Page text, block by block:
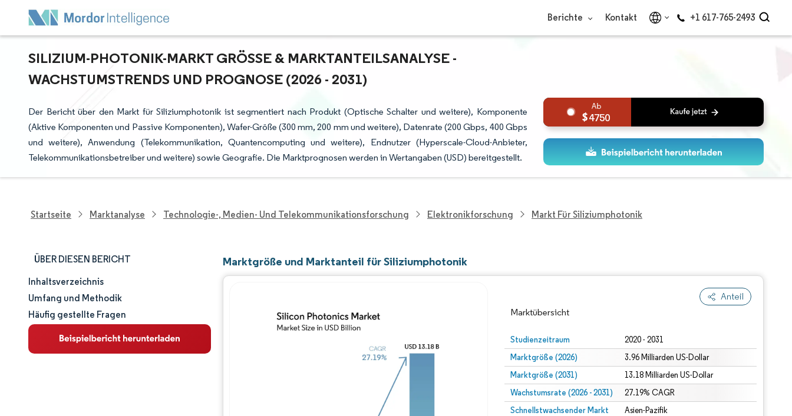
Berichte Kontakt +1 617-765-2493
SILIZIUM-PHOTONIK-MARKT GRÖSSE & MARKTANTEILSANALYSE - W
ACHSTUMSTRENDS UND PROGNOSE (2026 - 2031)
Der Bericht über den Markt für Siliziumphotonik ist segmentiert nach Produkt (Optische Schalter und weitere), Komponente
(Aktive Komponenten und Passive Komponenten), Wafer-Größe (300 mm, 200 mm und weitere), Datenrate (200 Gbps, 400 Gbps
und weitere), Anwendung (Telekommunikation, Quantencomputing und weitere), Endnutzer (Hyperscale-Cloud-Anbieter,
Telekommunikationsbetreiber und weitere) sowie Geografie. Die Marktprognosen werden in Wertangaben (USD) bereitgestellt.
4750
Startseite Marktanalyse Technologie-, Medien- Und Telekommunikationsforschung Elektronikforschung Markt Für Siliziumphotonik
ÜBER DIESEN BERICHT
Marktgröße und -anteil
Marktanalyse
Trends und Einblicke
Inhaltsverzeichnis
Umfang und Methodik
Häufig gestellte Fragen
Marktgröße und Marktanteil für Siliziumphotonik
Anteil
Marktübersicht
Studienzeitraum 2020 - 2031
Marktgröße (2026) 3.96 Milliarden US-Dollar
Marktgröße (2031) 13.18 Milliarden US-Dollar
Wachstumsrate (2026 - 2031) 27.19% CAGR
Schnellstwachsender Markt Asien-Pazifik